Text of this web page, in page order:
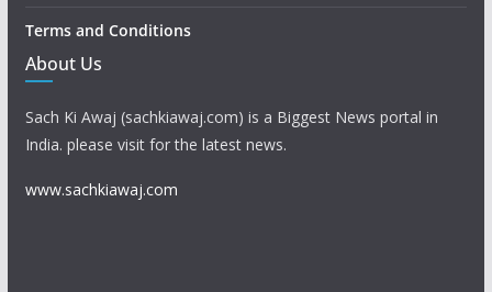
Terms and Conditions
About Us
Sach Ki Awaj (sachkiawaj.com) is a Biggest News portal in
India. please visit for the latest news.
www.sachkiawaj.com